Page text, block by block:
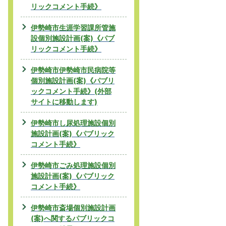
リックコメント手続》
伊勢崎市生涯学習課所管施
設個別施設計画(案)《パブ
リックコメント手続》
伊勢崎市伊勢崎市民病院等
個別施設計画(案)《パブリ
ックコメント手続》(外部
サイトに移動します)
伊勢崎市し尿処理施設個別
施設計画(案)《パブリック
コメント手続》
伊勢崎市ごみ処理施設個別
施設計画(案)《パブリック
コメント手続》
伊勢崎市斎場個別施設計画
(案)へ関するパブリックコ